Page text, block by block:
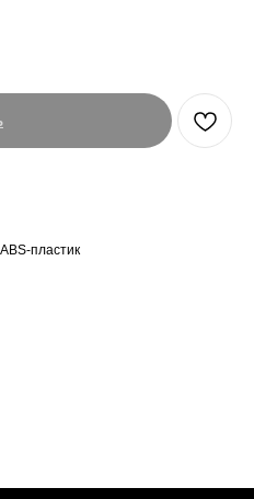
пластик